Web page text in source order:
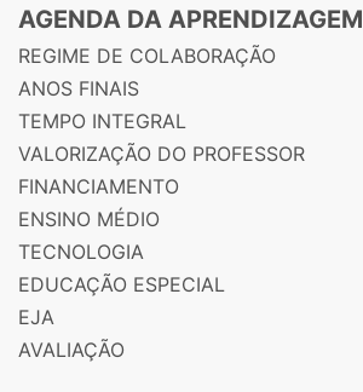
AGENDA DA APRENDIZAGEM
REGIME DE COLABORAÇÃO
ANOS FINAIS
TEMPO INTEGRAL
VALORIZAÇÃO DO PROFESSOR
FINANCIAMENTO
ENSINO MÉDIO
TECNOLOGIA
EDUCAÇÃO ESPECIAL
EJA
AVALIAÇÃO